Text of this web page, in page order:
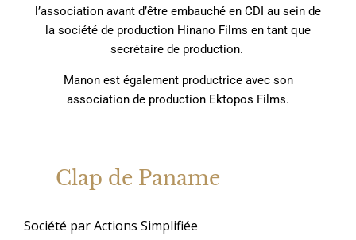
l’association avant d’être embauché en CDI au sein de
la société de production Hinano Films en tant que
secrétaire de production.
Manon est également productrice avec son
association de production Ektopos Films.
Clap de Paname
Société par Actions Simplifiée